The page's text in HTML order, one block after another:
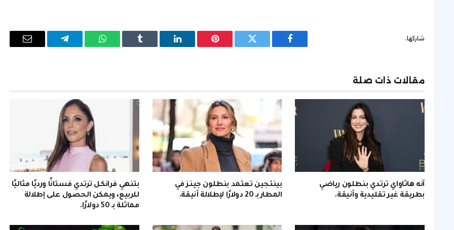
شاركها.
فيسبوك تويتر بينتيريستلينكدإن Tumblr واتساب تيلقرام
البريد
مقالات ذات صلة
آنه هاثاواي ترتدي بنطلون رياضي
بطريقة غير تقليدية وأنيقة.
بينتجين تعتمد بنطلون جينز في
المطار بـ 20 دولارًا لإطلالة أنيقة.
بتنهي فرانكل ترتدي فستانًا ورديًا مثاليًا
للربيع، ويمكن الحصول على إطلالة
مماثلة بـ 50 دولارًا.